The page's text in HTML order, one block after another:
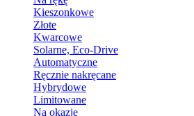
Kieszonkowe
Złote
Kwarcowe
Solarne, Eco-Drive
Automatyczne
Ręcznie nakręcane
Hybrydowe
Limitowane
Na okazje